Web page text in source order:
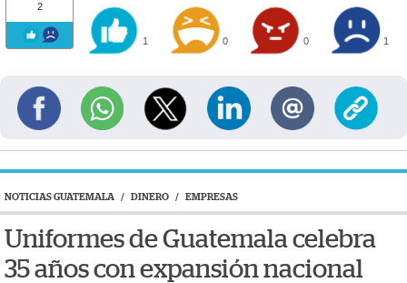
2
1 0 0 1
NOTICIAS GUATEMALA / DINERO / EMPRESAS
Uniformes de Guatemala celebra
35 años con expansión nacional